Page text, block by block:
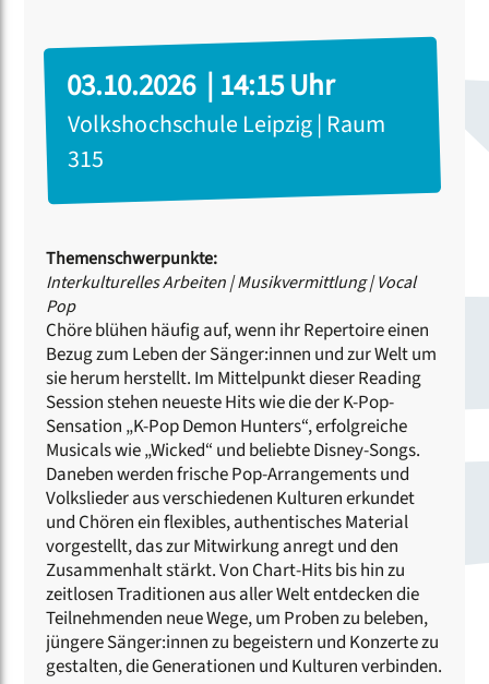
03.10.2026 | 14:15 Uhr
Volkshochschule Leipzig | Raum
315
Themenschwerpunkte:
Interkulturelles Arbeiten|Musikvermittlung|Vocal
Pop
Chöre blühen häufig auf, wenn ihr Repertoire einen
Bezug zum Leben der Sänger:innen und zur Welt um
sie herum herstellt. Im Mittelpunkt dieser Reading
Session stehen neueste Hits wie die der K-Pop-
Sensation „K-Pop Demon Hunters“, erfolgreiche
Musicals wie „Wicked“ und beliebte Disney-Songs.
Daneben werden frische Pop-Arrangements und
Volkslieder aus verschiedenen Kulturen erkundet
und Chören ein flexibles, authentisches Material
vorgestellt, das zur Mitwirkung anregt und den
Zusammenhalt stärkt. Von Chart-Hits bis hin zu
zeitlosen Traditionen aus aller Welt entdecken die
Teilnehmenden neue Wege, um Proben zu beleben,
jüngere Sänger:innen zu begeistern und Konzerte zu
gestalten, die Generationen und Kulturen verbinden.